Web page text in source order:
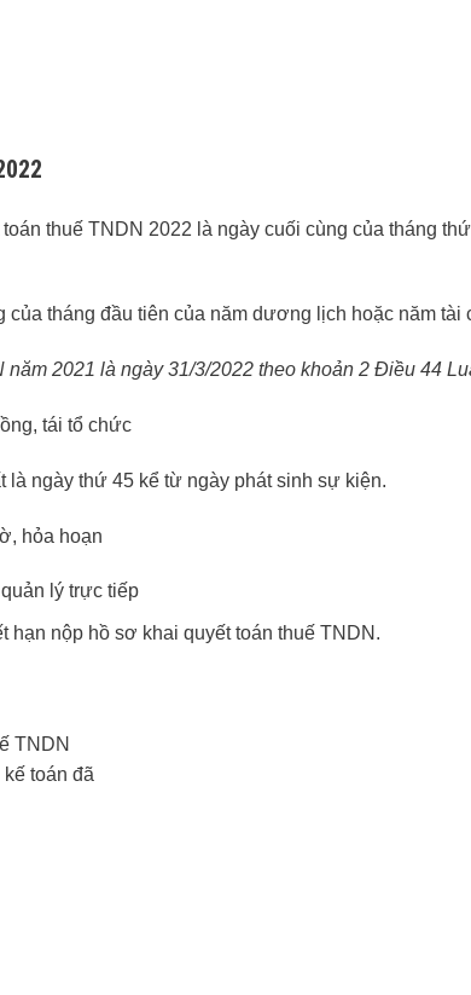
thuế TNDN 2022 là ngày cuối cùng của tháng
tháng đầu tiên của năm dương lịch hoặc năm tài
2021 là ngày 31/3/2022 theo khoản 2 Điều 44
tái tổ chức
ngày thứ 45 kể từ ngày phát sinh sự kiện.
hỏa hoạn
lý trực tiếp
nộp hồ sơ khai quyết toán thuế TNDN.